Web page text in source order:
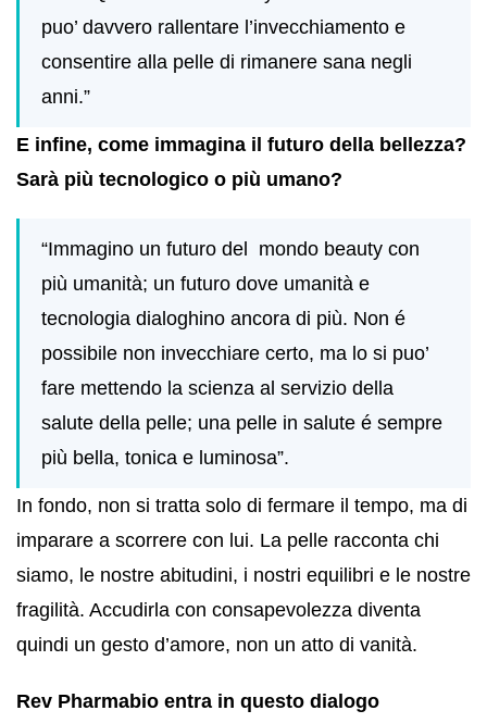
puo’ davvero rallentare l’invecchiamento e
consentire alla pelle di rimanere sana negli
anni.”
E infine, come immagina il futuro della bellezza?
Sarà più tecnologico o più umano?
“Immagino un futuro del mondo beauty con
più umanità; un futuro dove umanità e
tecnologia dialoghino ancora di più. Non é
possibile non invecchiare certo, ma lo si puo’
fare mettendo la scienza al servizio della
salute della pelle; una pelle in salute é sempre
più bella, tonica e luminosa”.
In fondo, non si tratta solo di fermare il tempo, ma di
imparare a scorrere con lui. La pelle racconta chi
siamo, le nostre abitudini, i nostri equilibri e le nostre
fragilità. Accudirla con consapevolezza diventa
quindi un gesto d’amore, non un atto di vanità.
Rev Pharmabio entra in questo dialogo